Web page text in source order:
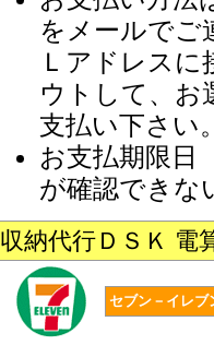
をメールでご
Ｌアドレス
ウトして、お
支払い下さい
お支払期限日
が確認できな
収納代行ＤＳＫ 電
セブン－イレブ